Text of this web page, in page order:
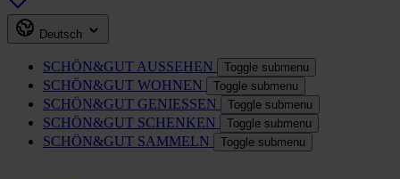
Deutsch
SCHÖN&GUT AUSSEHEN Toggle submenu
SCHÖN&GUT WOHNEN Toggle submenu
SCHÖN&GUT GENIESSEN Toggle submenu
SCHÖN&GUT SCHENKEN Toggle submenu
SCHÖN&GUT SAMMELN Toggle submenu